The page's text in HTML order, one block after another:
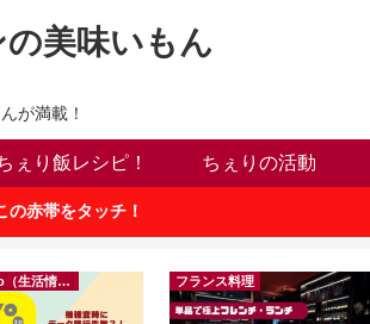
美味いもん
が満載！
ぇり飯レシピ！ ちぇりの活動
赤帯をタッチ！
ちぇり info（生活情報） フランス料理